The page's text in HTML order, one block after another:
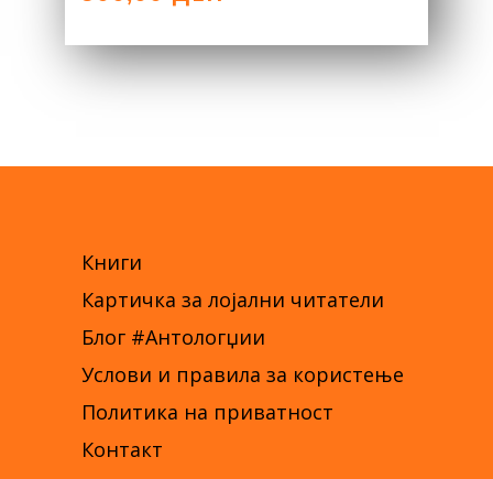
WAS:
Книги
Картичка за лојални читатели
Блог #Антологџии
Услови и правила за користење
Политика на приватност
Контакт